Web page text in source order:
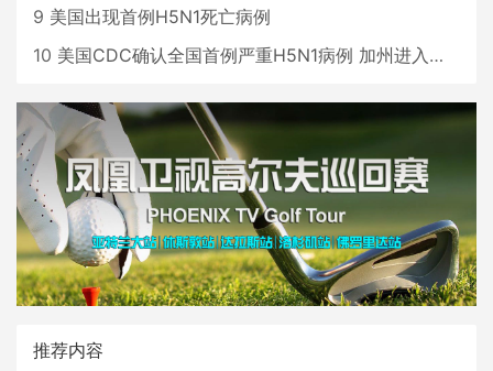
9 美国出现首例H5N1死亡病例
10 美国CDC确认全国首例严重H5N1病例 加州进入紧急状态
推荐内容